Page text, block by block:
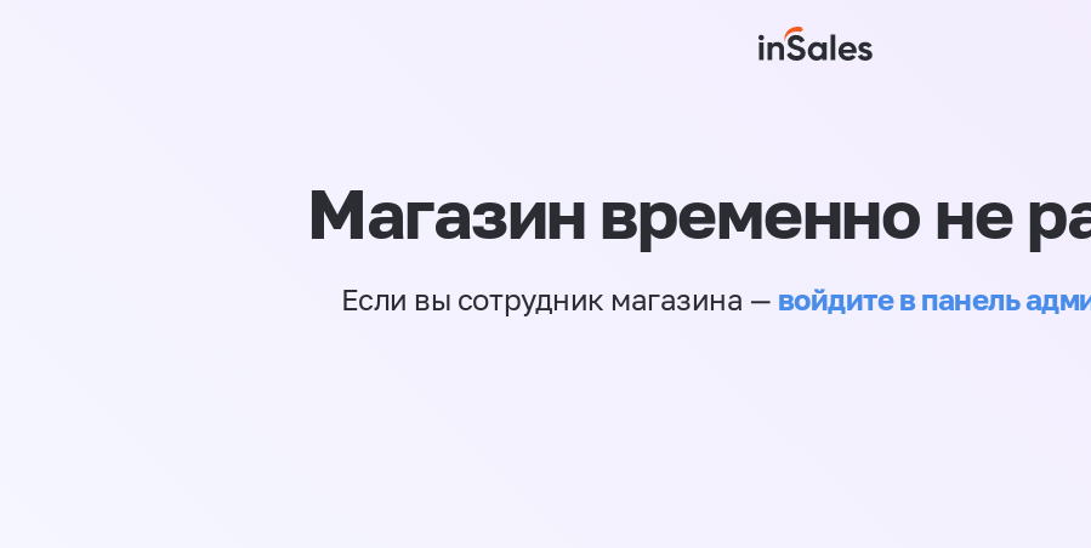
Магазин временно не
Если вы сотрудник магазина — войдите в панель